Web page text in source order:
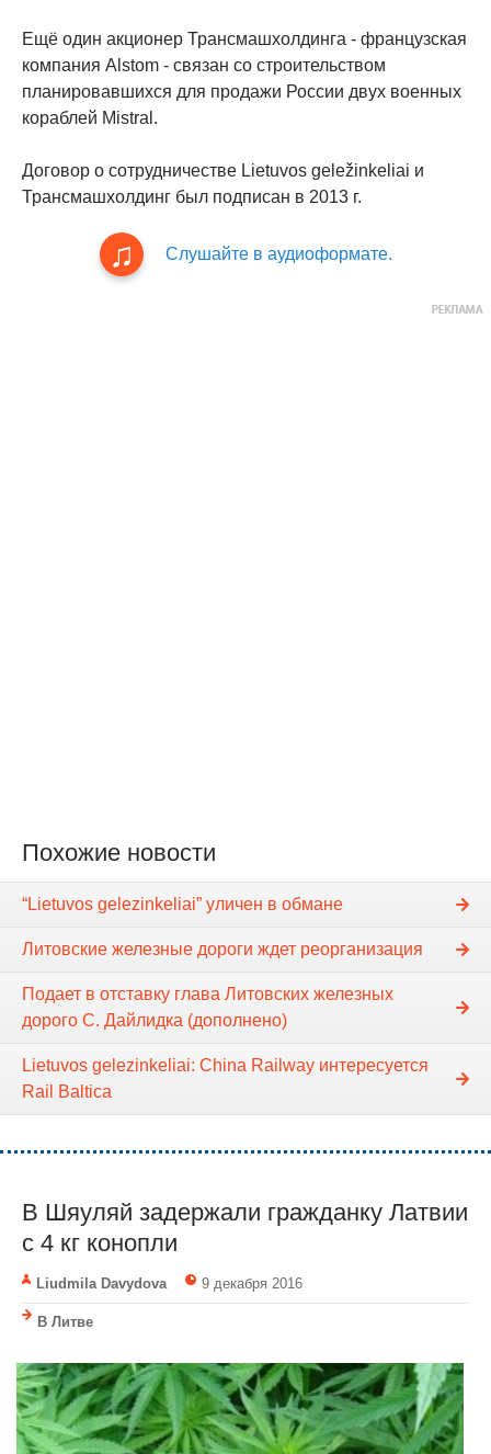
Ещё один акционер Трансмашхолдинга - французская
компания Alstom - связан со строительством
планировавшихся для продажи России двух военных
кораблей Mistral.
Договор о сотрудничестве Lietuvos geležinkeliai и
Трансмашхолдинг был подписан в 2013 г.
Слушайте в аудиоформате.
Похожие новости
“Lietuvos gelezinkeliai” уличен в обмане
Литовские железные дороги ждет реорганизация
Подает в отставку глава Литовских железных
дорого С. Дайлидка (дополнено)
Lietuvos gelezinkeliai: China Railway интересуется
Rail Baltica
В Шяуляй задержали гражданку Латвии
с 4 кг конопли
Liudmila Davydova 9 декабря 2016
В Литве